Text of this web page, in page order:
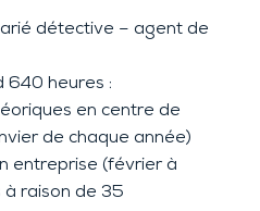
détective – agent de
640 heures :
en centre de
de chaque année)
entreprise (février à
à raison de 35